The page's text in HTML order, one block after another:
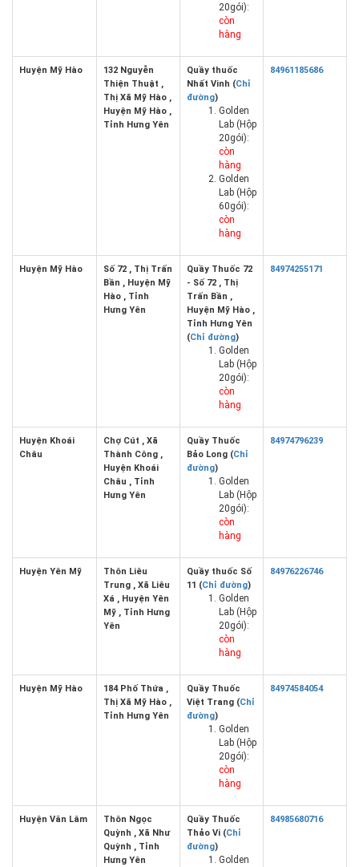
20gói):
còn
hàng
Huyện Mỹ Hào
132 Nguyễn
Thiện Thuật ,
Thị Xã Mỹ Hào ,
Huyện Mỹ Hào ,
Tỉnh Hưng Yên
Quầy thuốc
Nhất Vinh (Chỉ
đường)
Golden
Lab (Hộp
20gói):
còn
hàng
Golden
Lab (Hộp
60gói):
còn
hàng
84961185686
Huyện Mỹ Hào
Số 72 , Thị Trấn
Bần , Huyện Mỹ
Hào , Tỉnh
Hưng Yên
Quầy Thuốc 72
- Số 72 , Thị
Trấn Bần ,
Huyện Mỹ Hào ,
Tỉnh Hưng Yên
(Chỉ đường)
Golden
Lab (Hộp
20gói):
còn
hàng
84974255171
Huyện Khoái
Châu
Chợ Cút , Xã
Thành Công ,
Huyện Khoái
Châu , Tỉnh
Hưng Yên
Quầy Thuốc
Bảo Long (Chỉ
đường)
Golden
Lab (Hộp
20gói):
còn
hàng
84974796239
Huyện Yên Mỹ
Thôn Liêu
Trung , Xã Liêu
Xá , Huyện Yên
Mỹ , Tỉnh Hưng
Yên
Quầy thuốc Số
11 (Chỉ đường)
Golden
Lab (Hộp
20gói):
còn
hàng
84976226746
Huyện Mỹ Hào
184 Phố Thứa ,
Thị Xã Mỹ Hào ,
Tỉnh Hưng Yên
Quầy Thuốc
Việt Trang (Chỉ
đường)
Golden
Lab (Hộp
20gói):
còn
hàng
84974584054
Huyện Văn Lâm
Thôn Ngọc
Quỳnh , Xã Như
Quỳnh , Tỉnh
Hưng Yên
Quầy Thuốc
Thảo Vi (Chỉ
đường)
Golden
84985680716